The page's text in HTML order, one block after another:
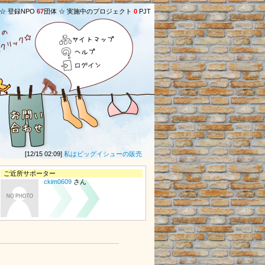
登録NPO 67団体 ☆ 実施中のプロジェクト 0 PJT
サイトマップ
ヘルプ
ログイン
[12/15 02:09]私はビッグイシューの販売員の皆さんのファンです。行く先々で、
ご近所サポーター
ckim0609 さん